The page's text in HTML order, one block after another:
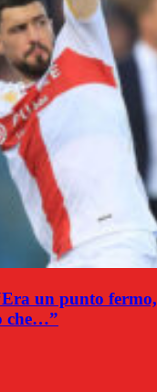
un punto fermo,
che…”